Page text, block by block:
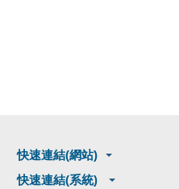
快速連結(網站)
快速連結(系統)